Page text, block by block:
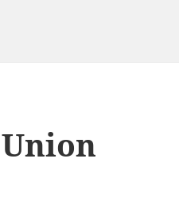
Union